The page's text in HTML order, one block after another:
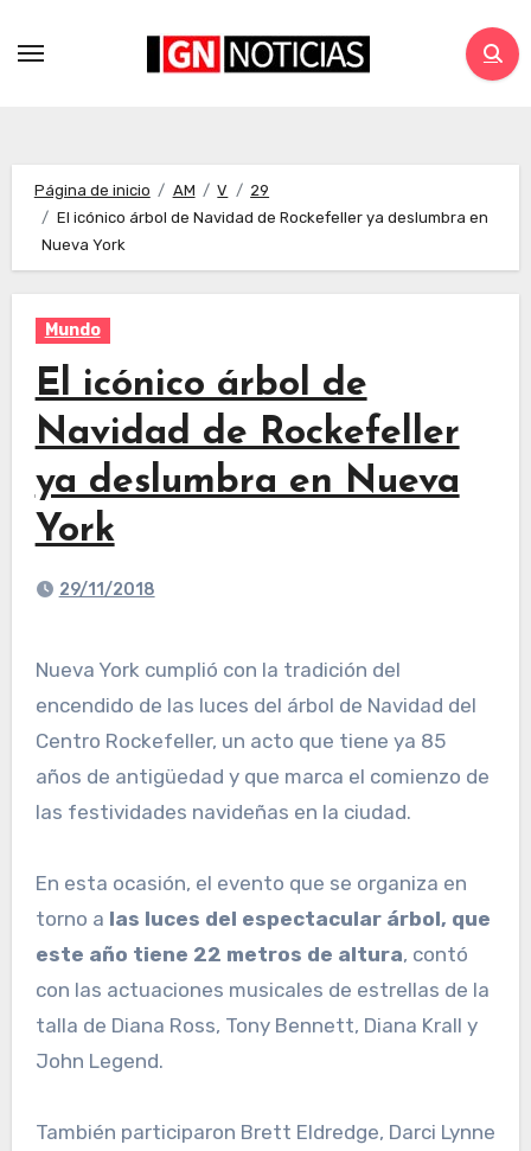
Página de inicio AM V
29
El icónico árbol de Navidad de Rockefeller ya deslumbra en
Nueva York
Mundo
El icónico árbol de
Navidad de Rockefeller
ya deslumbra en Nueva
York
29/11/2018
Nueva York cumplió con la tradición del
encendido de las luces del árbol de Navidad del
Centro Rockefeller, un acto que tiene ya 85
años de antigüedad y que marca el comienzo de
las festividades navideñas en la ciudad.
En esta ocasión, el evento que se organiza en
torno a las luces del espectacular árbol, que
este año tiene 22 metros de altura, contó
con las actuaciones musicales de estrellas de la
talla de Diana Ross, Tony Bennett, Diana Krall y
John Legend.
También participaron Brett Eldredge, Darci Lynne